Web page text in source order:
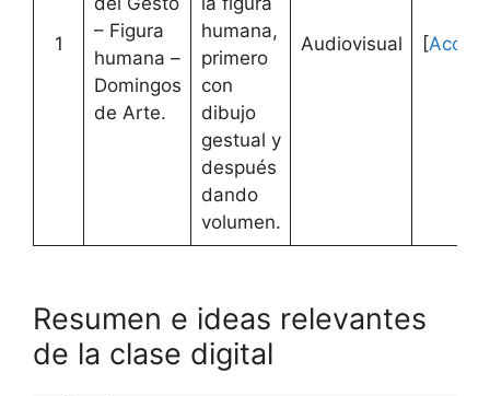
1
– Figura
humana –
Domingos
de Arte.
humana,
primero
con
dibujo
gestual y
después
dando
volumen.
Audiovisual [
Resumen e ideas relevantes
de la clase digital